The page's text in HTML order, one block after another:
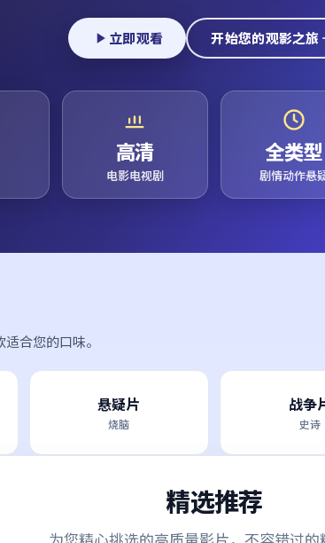
立即观看 开始您的观影之旅
高清
电影电视剧
全类型
剧情动作悬
合您的口味。
悬疑片
烧脑
战争
史诗
精选推荐